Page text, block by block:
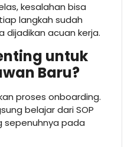
kesalahan bisa
langkah sudah
dijadikan acuan kerja.
untuk
Baru?
proses onboarding.
belajar dari SOP
sepenuhnya pada